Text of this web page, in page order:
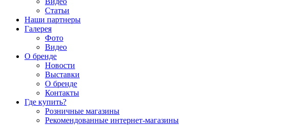
Статьи
Наши партнеры
Галерея
Фото
Видео
О бренде
Новости
Выставки
О бренде
Контакты
Где купить?
Розничные магазины
Рекомендованные интернет-магазины